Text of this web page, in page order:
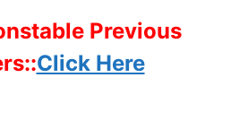
Previous
Click Here